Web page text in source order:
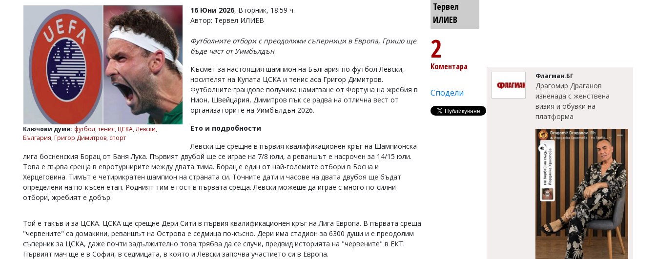
Веселин
v.vasilev@flagman.bg
Касабова,
k.kassabova@flagman.bg
редактор:
Колев,
office@flagman.bg
въвеждат
Ключови думи: футбол,тенис, ЦСКА,Левски,
България, Григор Димитров, спорт
16 Юни 2026, Вторник, 18:59 ч.
Автор: Тервел ИЛИЕВ
Футболните отбори с преодолими съперници в Европа, Гришо ще
бъде част от Уимбълдън
Късмет за настоящия шампион на България по футбол Левски,
носителят на Купата ЦСКА и тенис аса Григор Димитров.
Футболните грандове получиха намигване от Фортуна на жребия в
Нион, Швейцария, Димитров пък се радва на отлична вест от
организаторите на Уимбълдън 2026.
Ето и подробности
Левски ще срещне в първия квалификационен кръг на Шампионска
лига босненския Борац от Баня Лука. Първият двубой ще се играе на 7/8 юли, а реваншът е насрочен за 14/15 юли.
Това е първа среща в евротурнирите между двата тима. Борац е един от най-големите отбори в Босна и
Херцеговина. Тимът е четирикратен шампион на страната си. Точните дати и часове на двата двубоя ще бъдат
определени на по-късен етап. Родният тим е гост в първата среща. Левски можеше да играе с много по-силни
отбори, жребият е добър.
Той е такъв и за ЦСКА. ЦСКА ще срещне Дери Сити в първия квалификационен кръг на Лига Европа. В първата среща
"червените" са домакини, реваншът на Острова е седмица по-късно. Дери има стадион за 6300 души и е преодолим
съперник за ЦСКА, даже почти задължително това трябва да се случи, предвид историята на "червените" в ЕКТ.
Първият мач ще е в София, в седмицата, в която и Левски започва участието си в Европа.
Тервел
ИЛИЕВ
2
Коментара
Сподели
Флагман.БГ
Драгомир Драганов
изненада с женствена
визия и обувки на
платформа